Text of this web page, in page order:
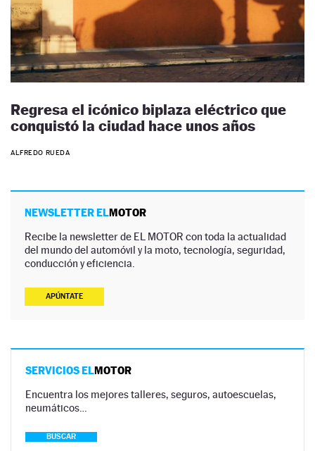
Regresa el icónico biplaza eléctrico que
conquistó la ciudad hace unos años
ALFREDO RUEDA
NEWSLETTER ELMOTOR
Recibe la newsletter de EL MOTOR con toda la actualidad
del mundo del automóvil y la moto, tecnología, seguridad,
conducción y eficiencia.
APÚNTATE
SERVICIOS ELMOTOR
Encuentra los mejores talleres, seguros, autoescuelas,
neumáticos…
BUSCAR